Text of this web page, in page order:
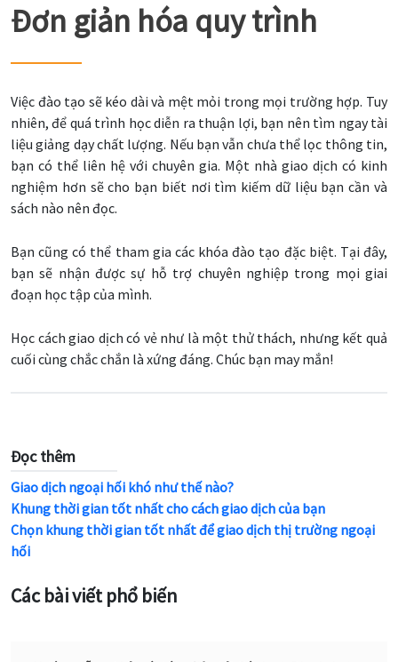
Đơn giản hóa quy trình
Việc đào tạo sẽ kéo dài và mệt mỏi trong mọi trường hợp. Tuy
nhiên, để quá trình học diễn ra thuận lợi, bạn nên tìm ngay tài
liệu giảng dạy chất lượng. Nếu bạn vẫn chưa thể lọc thông tin,
bạn có thể liên hệ với chuyên gia. Một nhà giao dịch có kinh
nghiệm hơn sẽ cho bạn biết nơi tìm kiếm dữ liệu bạn cần và
sách nào nên đọc.
Bạn cũng có thể tham gia các khóa đào tạo đặc biệt. Tại đây,
bạn sẽ nhận được sự hỗ trợ chuyên nghiệp trong mọi giai
đoạn học tập của mình.
Học cách giao dịch có vẻ như là một thử thách, nhưng kết quả
cuối cùng chắc chắn là xứng đáng. Chúc bạn may mắn!
Đọc thêm
Giao dịch ngoại hối khó như thế nào?
Khung thời gian tốt nhất cho cách giao dịch của bạn
Chọn khung thời gian tốt nhất để giao dịch thị trường ngoại
hối
Các bài viết phổ biến